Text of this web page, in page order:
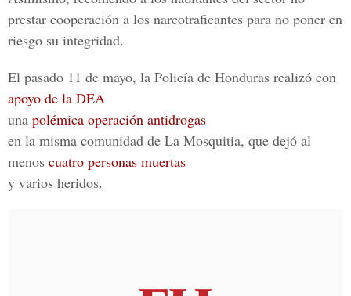
prestar cooperación a los narcotraficantes para no poner en
riesgo su integridad.
El pasado 11 de mayo, la Policía de Honduras realizó con
apoyo de la DEA
una polémica operación antidrogas
en la misma comunidad de La Mosquitia, que dejó al
menos cuatro personas muertas
y varios heridos.